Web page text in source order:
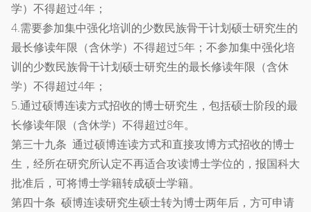
学）不得超过4年；
4.需要参加集中强化培训的少数民族骨干计划硕士研究生的
最长修读年限（含休学）不得超过5年；不参加集中强化培
训的少数民族骨干计划硕士研究生的最长修读年限（含休
学）不得超过4年；
5.通过硕博连读方式招收的博士研究生，包括硕士阶段的最
长修读年限（含休学）不得超过8年。
第三十九条 通过硕博连读方式和直接攻博方式招收的博士
生，经所在研究所认定不再适合攻读博士学位的，报国科大
批准后，可将博士学籍转成硕士学籍。
第四十条 硕博连读研究生硕士转为博士两年后，方可申请